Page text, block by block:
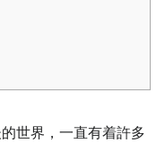
世界，一直有着許多